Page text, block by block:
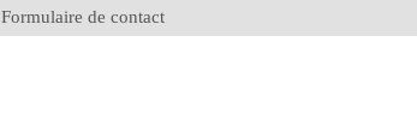
Formulaire de contact